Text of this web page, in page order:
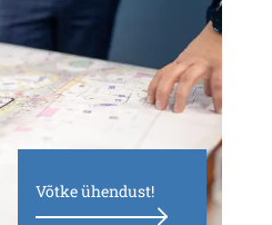
Võtke ühendust!